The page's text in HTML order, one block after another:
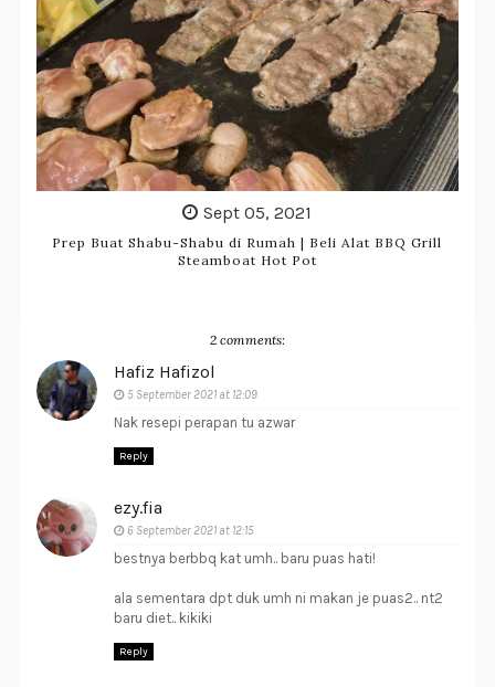
Sept 05, 2021
Prep Buat Shabu-Shabu di Rumah | Beli Alat BBQ Grill
Steamboat Hot Pot
2 comments:
Hafiz Hafizol
5 September 2021 at 12:09
Nak resepi perapan tu azwar
Reply
ezy.fia
6 September 2021 at 12:15
bestnya berbbq kat umh.. baru puas hati!
ala sementara dpt duk umh ni makan je puas2.. nt2
baru diet.. kikiki
Reply